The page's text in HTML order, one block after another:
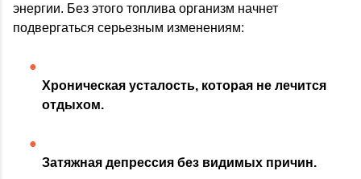
энергии. Без этого топлива организм начнет
подвергаться серьезным изменениям:
Хроническая усталость, которая не лечится
отдыхом.
Затяжная депрессия без видимых причин.